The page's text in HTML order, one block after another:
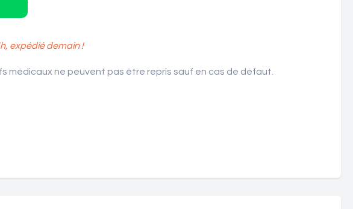
expédié demain !
médicaux ne peuvent pas être repris sauf en cas de défaut.